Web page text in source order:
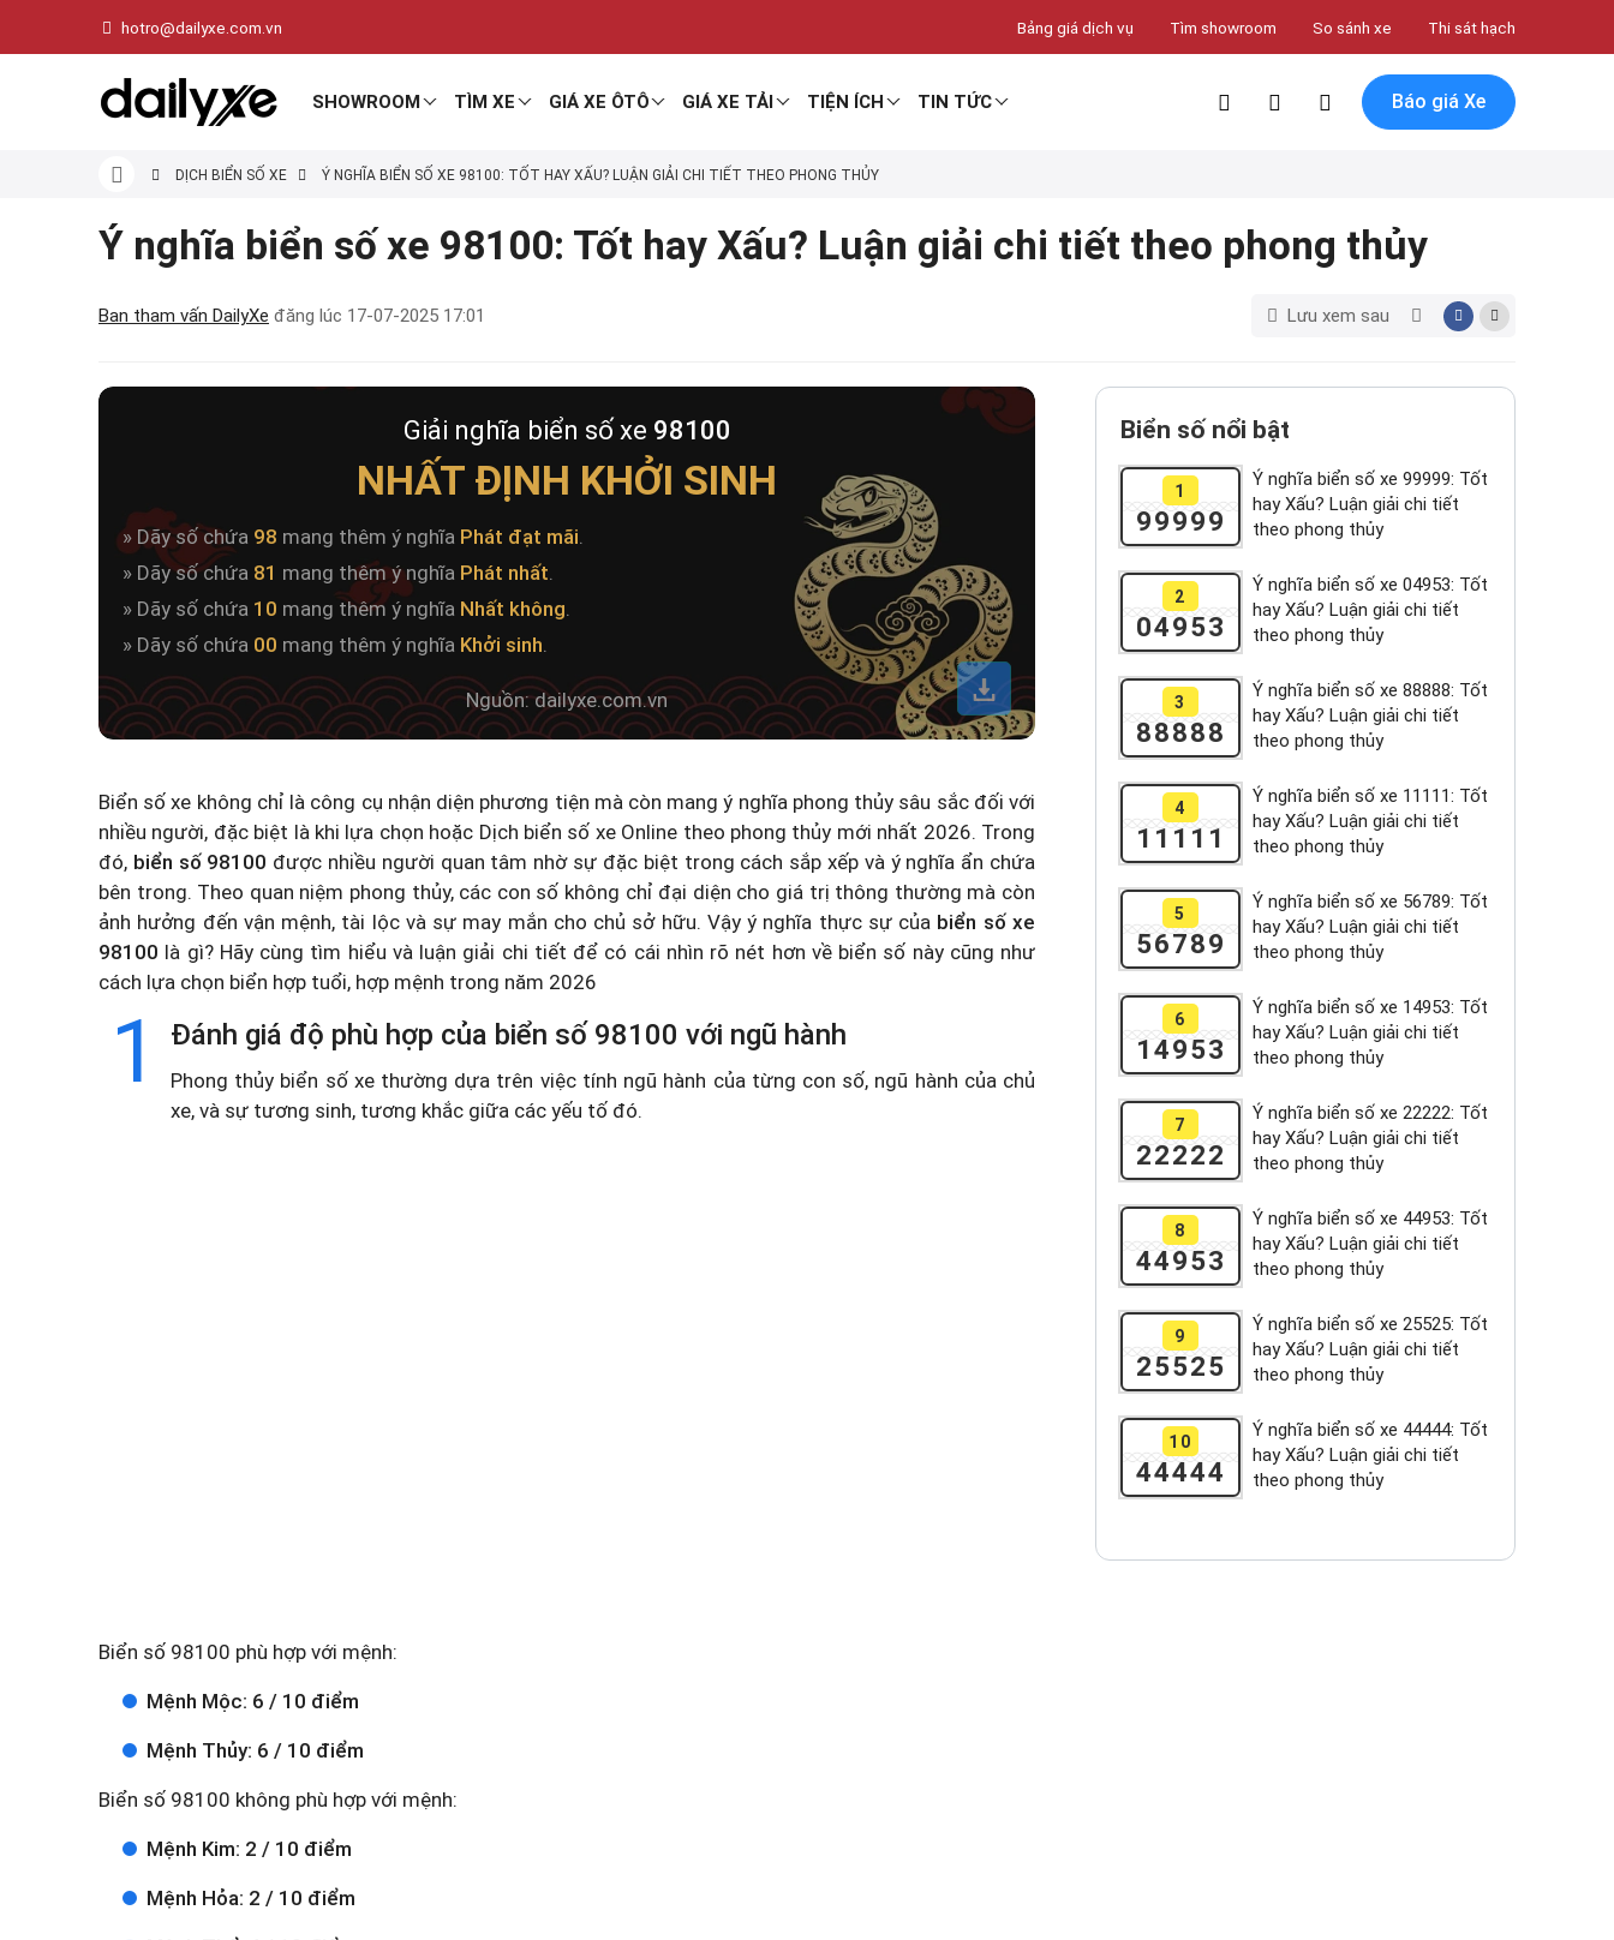
hotro@dailyxe.com.vn Bảng giá dịch vụ Tìm showroom So sánh xe Thi sát hạch
SHOWROOM TÌM XE GIÁ XE ÔTÔ GIÁ XE TẢI TIỆN ÍCH TIN TỨC Báo giá Xe
DỊCH BIỂN SỐ XE Ý NGHĨA BIỂN SỐ XE 98100: TỐT HAY XẤU? LUẬN GIẢI CHI TIẾT THEO PHONG THỦY
Ý nghĩa biển số xe 98100: Tốt hay Xấu? Luận giải chi tiết theo phong thủy
Ban tham vấn DailyXe đăng lúc 17-07-2025 17:01 Lưu xem sau
Giải nghĩa biển số xe 98100
NHẤT ĐỊNH KHỞI SINH
» Dãy số chứa 98 mang thêm ý nghĩa Phát đạt mãi.
» Dãy số chứa 81 mang thêm ý nghĩa Phát nhất.
» Dãy số chứa 10 mang thêm ý nghĩa Nhất không.
» Dãy số chứa 00 mang thêm ý nghĩa Khởi sinh.
Nguồn: dailyxe.com.vn
Biển số xe không chỉ là công cụ nhận diện phương tiện mà còn mang ý nghĩa phong thủy sâu sắc đối với
nhiều người, đặc biệt là khi lựa chọn hoặc Dịch biển số xe Online theo phong thủy mới nhất 2026. Trong
đó, biển số 98100 được nhiều người quan tâm nhờ sự đặc biệt trong cách sắp xếp và ý nghĩa ẩn chứa
bên trong. Theo quan niệm phong thủy, các con số không chỉ đại diện cho giá trị thông thường mà còn
ảnh hưởng đến vận mệnh, tài lộc và sự may mắn cho chủ sở hữu. Vậy ý nghĩa thực sự của biển số xe
98100 là gì? Hãy cùng tìm hiểu và luận giải chi tiết để có cái nhìn rõ nét hơn về biển số này cũng như
cách lựa chọn biển hợp tuổi, hợp mệnh trong năm 2026
1 Đánh giá độ phù hợp của biển số 98100 với ngũ hành
Phong thủy biển số xe thường dựa trên việc tính ngũ hành của từng con số, ngũ hành của chủ
xe, và sự tương sinh, tương khắc giữa các yếu tố đó.
Biển số 98100 phù hợp với mệnh:
Mệnh Mộc: 6 / 10 điểm
Mệnh Thủy: 6 / 10 điểm
Biển số 98100 không phù hợp với mệnh:
Mệnh Kim: 2 / 10 điểm
Mệnh Hỏa: 2 / 10 điểm
Biển số nổi bật
1
99999
Ý nghĩa biển số xe 99999: Tốt
hay Xấu? Luận giải chi tiết
theo phong thủy
2
04953
Ý nghĩa biển số xe 04953: Tốt
hay Xấu? Luận giải chi tiết
theo phong thủy
3
88888
Ý nghĩa biển số xe 88888: Tốt
hay Xấu? Luận giải chi tiết
theo phong thủy
4
11111
Ý nghĩa biển số xe 11111: Tốt
hay Xấu? Luận giải chi tiết
theo phong thủy
5
56789
Ý nghĩa biển số xe 56789: Tốt
hay Xấu? Luận giải chi tiết
theo phong thủy
6
14953
Ý nghĩa biển số xe 14953: Tốt
hay Xấu? Luận giải chi tiết
theo phong thủy
7
22222
Ý nghĩa biển số xe 22222: Tốt
hay Xấu? Luận giải chi tiết
theo phong thủy
8
44953
Ý nghĩa biển số xe 44953: Tốt
hay Xấu? Luận giải chi tiết
theo phong thủy
9
25525
Ý nghĩa biển số xe 25525: Tốt
hay Xấu? Luận giải chi tiết
theo phong thủy
10
44444
Ý nghĩa biển số xe 44444: Tốt
hay Xấu? Luận giải chi tiết
theo phong thủy